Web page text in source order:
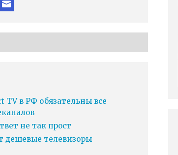
TV в РФ обязательны все
не так прост
дешевые телевизоры